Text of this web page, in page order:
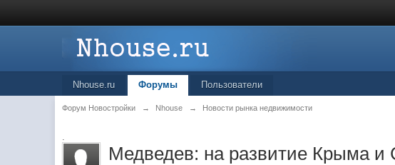
Nhouse.ru Форумы Пользователи
Форум Новостройки → Nhouse → Новости рынка недвижимости
.
Медведев: на развитие Крыма и